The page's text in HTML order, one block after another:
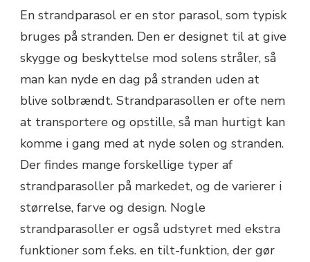
En strandparasol er en stor parasol, som typisk
bruges på stranden. Den er designet til at give
skygge og beskyttelse mod solens stråler, så
man kan nyde en dag på stranden uden at
blive solbrændt. Strandparasollen er ofte nem
at transportere og opstille, så man hurtigt kan
komme i gang med at nyde solen og stranden.
Der findes mange forskellige typer af
strandparasoller på markedet, og de varierer i
størrelse, farve og design. Nogle
strandparasoller er også udstyret med ekstra
funktioner som f.eks. en tilt-funktion, der gør